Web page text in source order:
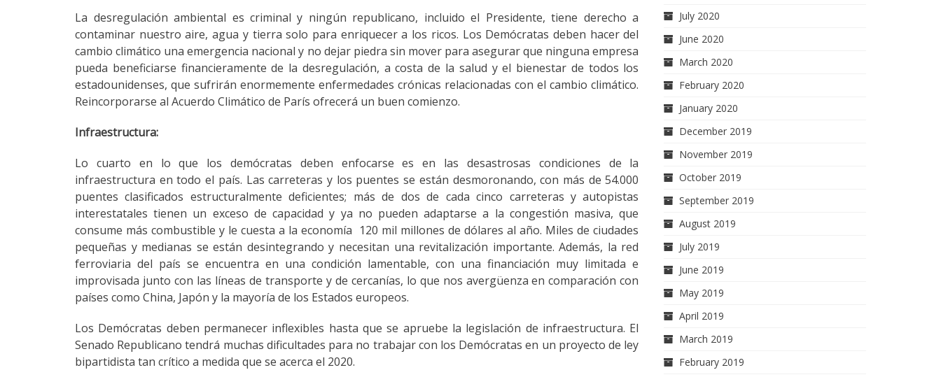
La desregulación ambiental es criminal y ningún republicano, incluido el Presidente, tiene derecho a
contaminar nuestro aire, agua y tierra solo para enriquecer a los ricos. Los Demócratas deben hacer del
cambio climático una emergencia nacional y no dejar piedra sin mover para asegurar que ninguna empresa
pueda beneficiarse financieramente de la desregulación, a costa de la salud y el bienestar de todos los
estadounidenses, que sufrirán enormemente enfermedades crónicas relacionadas con el cambio climático.
Reincorporarse al Acuerdo Climático de París ofrecerá un buen comienzo.
Infraestructura:
Lo cuarto en lo que los demócratas deben enfocarse es en las desastrosas condiciones de la
infraestructura en todo el país. Las carreteras y los puentes se están desmoronando, con más de 54.000
puentes clasificados estructuralmente deficientes; más de dos de cada cinco carreteras y autopistas
interestatales tienen un exceso de capacidad y ya no pueden adaptarse a la congestión masiva, que
consume más combustible y le cuesta a la economía 120 mil millones de dólares al año. Miles de ciudades
pequeñas y medianas se están desintegrando y necesitan una revitalización importante. Además, la red
ferroviaria del país se encuentra en una condición lamentable, con una financiación muy limitada e
improvisada junto con las líneas de transporte y de cercanías, lo que nos avergüenza en comparación con
países como China, Japón y la mayoría de los Estados europeos.
Los Demócratas deben permanecer inflexibles hasta que se apruebe la legislación de infraestructura. El
Senado Republicano tendrá muchas dificultades para no trabajar con los Demócratas en un proyecto de ley
bipartidista tan crítico a medida que se acerca el 2020.
July 2020
June 2020
March 2020
February 2020
January 2020
December 2019
November 2019
October 2019
September 2019
August 2019
July 2019
June 2019
May 2019
April 2019
March 2019
February 2019